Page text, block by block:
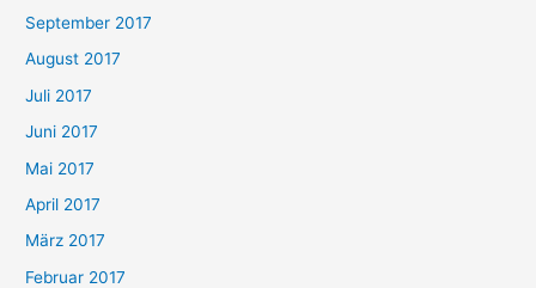
September 2017
August 2017
Juli 2017
Juni 2017
Mai 2017
April 2017
März 2017
Februar 2017